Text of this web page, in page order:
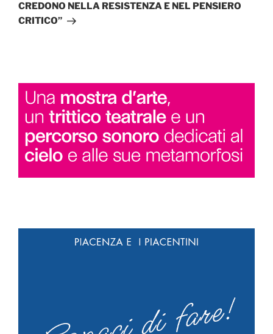
CREDONO NELLA RESISTENZA E NEL PENSIERO
CRITICO”